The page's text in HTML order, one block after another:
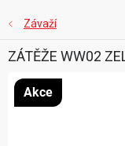
ZAHRADA
DÍLNA
ÚLOŽNÉ BOXY
Závaží
ZÁTĚŽE WW02
Akce